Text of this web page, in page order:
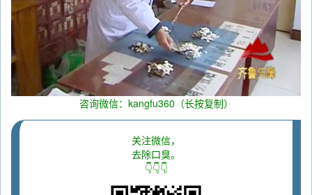
咨询微信：kangfu360（长按复制）
关注微信，
去除口臭。
👇👇👇